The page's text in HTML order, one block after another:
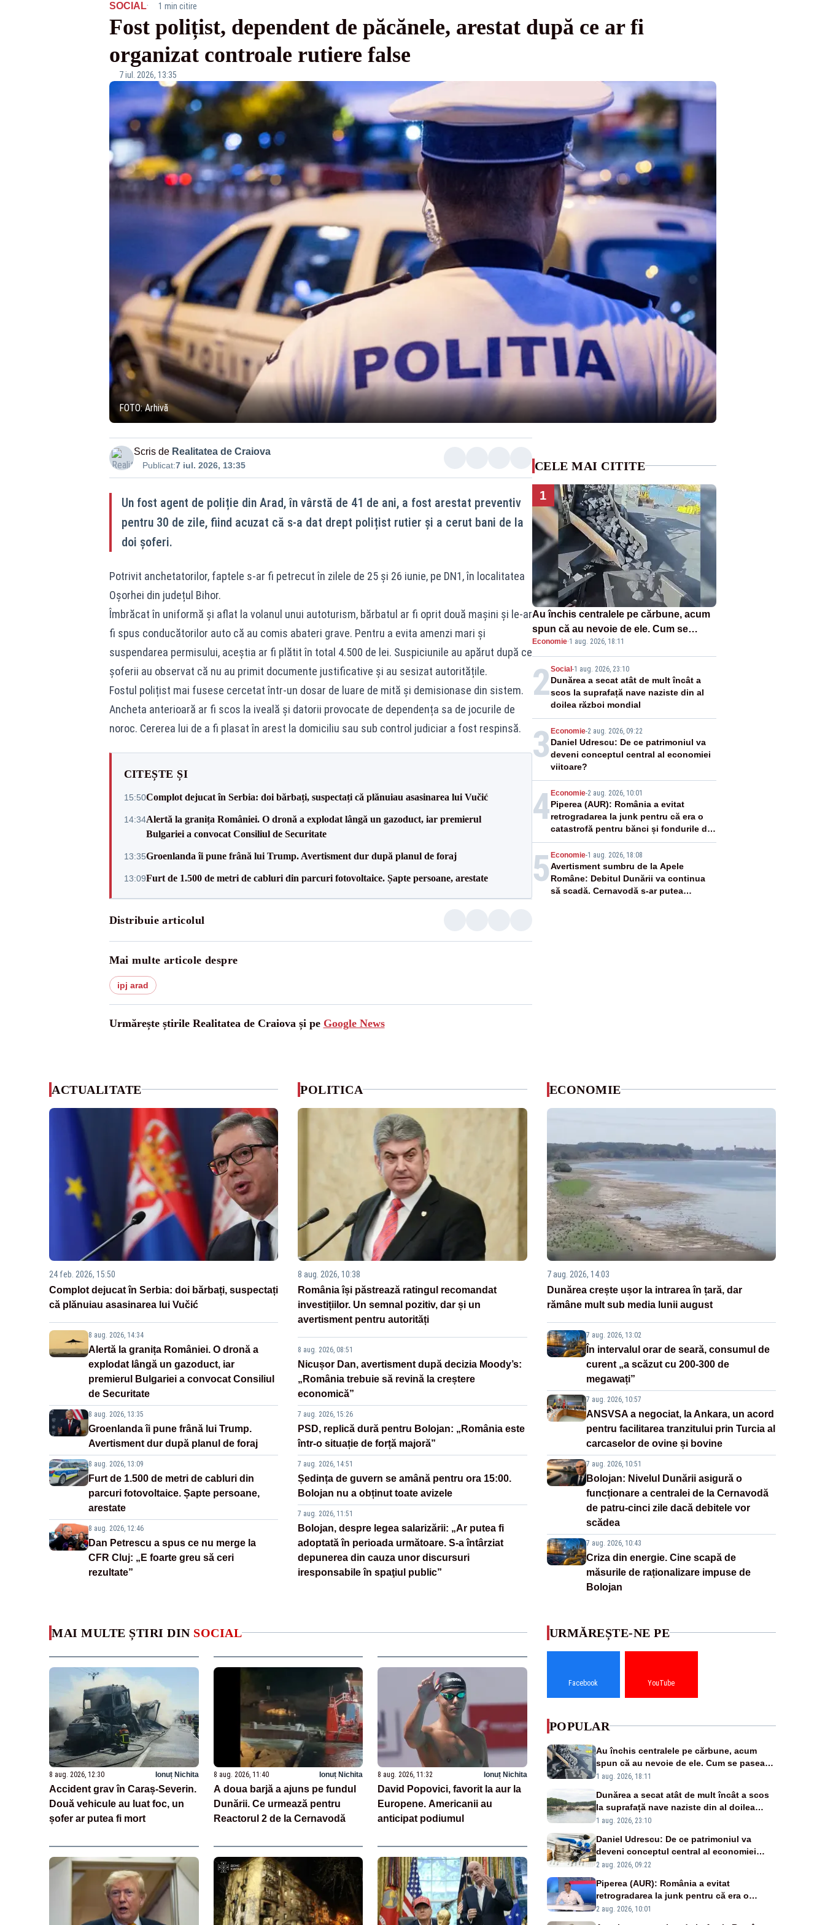
SOCIAL· 1 min citire
Fost polițist, dependent de păcănele, arestat după ce ar fi
organizat controale rutiere false
7 iul. 2026, 13:35
FOTO: Arhivă
Scris de Realitatea de Craiova
Publicat:7 iul. 2026, 13:35
Un fost agent de poliție din Arad, în vârstă de 41 de ani, a fost arestat preventiv
pentru 30 de zile, fiind acuzat că s-a dat drept polițist rutier și a cerut bani de la
doi șoferi.
Potrivit anchetatorilor, faptele s-ar fi petrecut în zilele de 25 și 26 iunie, pe DN1, în localitatea
Oșorhei din județul Bihor.
Îmbrăcat în uniformă și aflat la volanul unui autoturism, bărbatul ar fi oprit două mașini și le-ar
fi spus conducătorilor auto că au comis abateri grave. Pentru a evita amenzi mari și
suspendarea permisului, aceștia ar fi plătit în total 4.500 de lei. Suspiciunile au apărut după ce
șoferii au observat că nu au primit documente justificative și au sesizat autoritățile.
Fostul polițist mai fusese cercetat într-un dosar de luare de mită și demisionase din sistem.
Ancheta anterioară ar fi scos la iveală și datorii provocate de dependența sa de jocurile de
noroc. Cererea lui de a fi plasat în arest la domiciliu sau sub control judiciar a fost respinsă.
CITEȘTE ȘI
15:50Complot dejucat în Serbia: doi bărbați, suspectați că plănuiau asasinarea lui Vučić
14:34Alertă la granița României. O dronă a explodat lângă un gazoduct, iar premierul
Bulgariei a convocat Consiliul de Securitate
13:35Groenlanda îi pune frână lui Trump. Avertisment dur după planul de foraj
13:09Furt de 1.500 de metri de cabluri din parcuri fotovoltaice. Șapte persoane, arestate
Distribuie articolul
Mai multe articole despre
ipj arad
Urmărește știrile Realitatea de Craiova și pe Google News
CELE MAI CITITE
1
Au închis centralele pe cărbune, acum
spun că au nevoie de ele. Cum se
pasează vina în plină criză energetică
Economie·1 aug. 2026, 18:11
2Social-1 aug. 2026, 23:10
Dunărea a secat atât de mult încât a
scos la suprafață nave naziste din al
doilea război mondial
3 Economie-2 aug. 2026, 09:22
Daniel Udrescu: De ce patrimoniul va
deveni conceptul central al economiei
viitoare?
4Economie-2 aug. 2026, 10:01
Piperea (AUR): România a evitat
retrogradarea la junk pentru că era o
catastrofă pentru bănci și fondurile de
pensii
5 Economie-1 aug. 2026, 18:08
Avertisment sumbru de la Apele
Române: Debitul Dunării va continua
să scadă. Cernavodă s-ar putea
ACTUALITATE
24 feb. 2026, 15:50
Complot dejucat în Serbia: doi bărbați, suspectați
că plănuiau asasinarea lui Vučić
8 aug. 2026, 14:34
Alertă la granița României. O dronă a
explodat lângă un gazoduct, iar
premierul Bulgariei a convocat Consiliul
de Securitate
8 aug. 2026, 13:35
Groenlanda îi pune frână lui Trump.
Avertisment dur după planul de foraj
8 aug. 2026, 13:09
Furt de 1.500 de metri de cabluri din
parcuri fotovoltaice. Șapte persoane,
arestate
8 aug. 2026, 12:46
Dan Petrescu a spus ce nu merge la
CFR Cluj: „E foarte greu să ceri
rezultate”
POLITICA
8 aug. 2026, 10:38
România își păstrează ratingul recomandat
investițiilor. Un semnal pozitiv, dar și un
avertisment pentru autorități
8 aug. 2026, 08:51
Nicușor Dan, avertisment după decizia Moody’s:
„România trebuie să revină la creștere
economică”
7 aug. 2026, 15:26
PSD, replică dură pentru Bolojan: „România este
într-o situație de forță majoră”
7 aug. 2026, 14:51
Ședința de guvern se amână pentru ora 15:00.
Bolojan nu a obținut toate avizele
7 aug. 2026, 11:51
Bolojan, despre legea salarizării: „Ar putea fi
adoptată în perioada următoare. S-a întârziat
depunerea din cauza unor discursuri
iresponsabile în spaţiul public”
ECONOMIE
7 aug. 2026, 14:03
Dunărea crește ușor la intrarea în țară, dar
rămâne mult sub media lunii august
7 aug. 2026, 13:02
În intervalul orar de seară, consumul de
curent „a scăzut cu 200-300 de
megawați”
7 aug. 2026, 10:57
ANSVSA a negociat, la Ankara, un acord
pentru facilitarea tranzitului prin Turcia al
carcaselor de ovine și bovine
7 aug. 2026, 10:51
Bolojan: Nivelul Dunării asigură o
funcționare a centralei de la Cernavodă
de patru-cinci zile dacă debitele vor
scădea
7 aug. 2026, 10:43
Criza din energie. Cine scapă de
măsurile de raționalizare impuse de
Bolojan
MAI MULTE ȘTIRI DIN SOCIAL
8 aug. 2026, 12:30 Ionuț Nichita
Accident grav în Caraș-Severin.
Două vehicule au luat foc, un
șofer ar putea fi mort
8 aug. 2026, 11:40 Ionuț Nichita
A doua barjă a ajuns pe fundul
Dunării. Ce urmează pentru
Reactorul 2 de la Cernavodă
8 aug. 2026, 11:32 Ionuț Nichita
David Popovici, favorit la aur la
Europene. Americanii au
anticipat podiumul
URMĂREȘTE-NE PE
Facebook YouTube
POPULAR
Au închis centralele pe cărbune, acum
spun că au nevoie de ele. Cum se pasează
vina în plină criză energetică
1 aug. 2026, 18:11
Dunărea a secat atât de mult încât a scos
la suprafață nave naziste din al doilea
război mondial
1 aug. 2026, 23:10
Daniel Udrescu: De ce patrimoniul va
deveni conceptul central al economiei
viitoare?
2 aug. 2026, 09:22
Piperea (AUR): România a evitat
retrogradarea la junk pentru că era o
catastrofă pentru bănci și fondurile de
2 aug. 2026, 10:01